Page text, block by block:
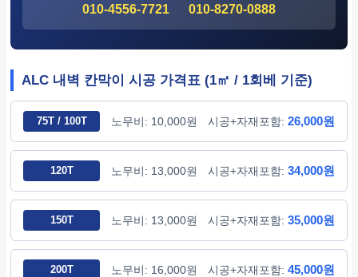
010-4556-7721 010-8270-0888
ALC 내벽 칸막이 시공 가격표 (1㎡ / 1회베 기준)
75T / 100T 노무비: 10,000원 시공+자재포함: 26,000원
120T 노무비: 13,000원 시공+자재포함: 34,000원
150T 노무비: 13,000원 시공+자재포함: 35,000원
200T 노무비: 16,000원 시공+자재포함: 45,000원